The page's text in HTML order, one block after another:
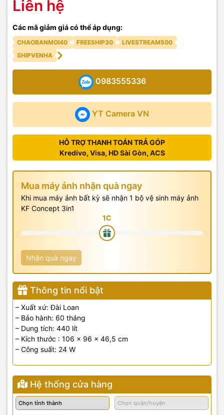
Liên hệ
Các mã giảm giá có thể áp dụng:
CHAOBANMOI40 FREESHIP30
LIVESTREAM500
SHIPVENHA
YT Camera VN
0983555336
HỖ TRỢ THANH TOÁN TRẢ GÓP
Kredivo, Visa, HD Sài Gòn, ACS
Mua máy ảnh nhận quà ngay
Khi mua máy ảnh bất kỳ sẽ nhận 1 bộ vệ sinh máy ảnh
KF Concept 3in1
Nhận quà ngay
Thông tin nổi bật
– Xuất xứ: Đài Loan
– Bảo hành: 60 tháng
– Dung tích: 440 lít
– Kích thước : 106 x 96 x 46,5 cm
– Công suất: 24 W
Hệ thống cửa hàng